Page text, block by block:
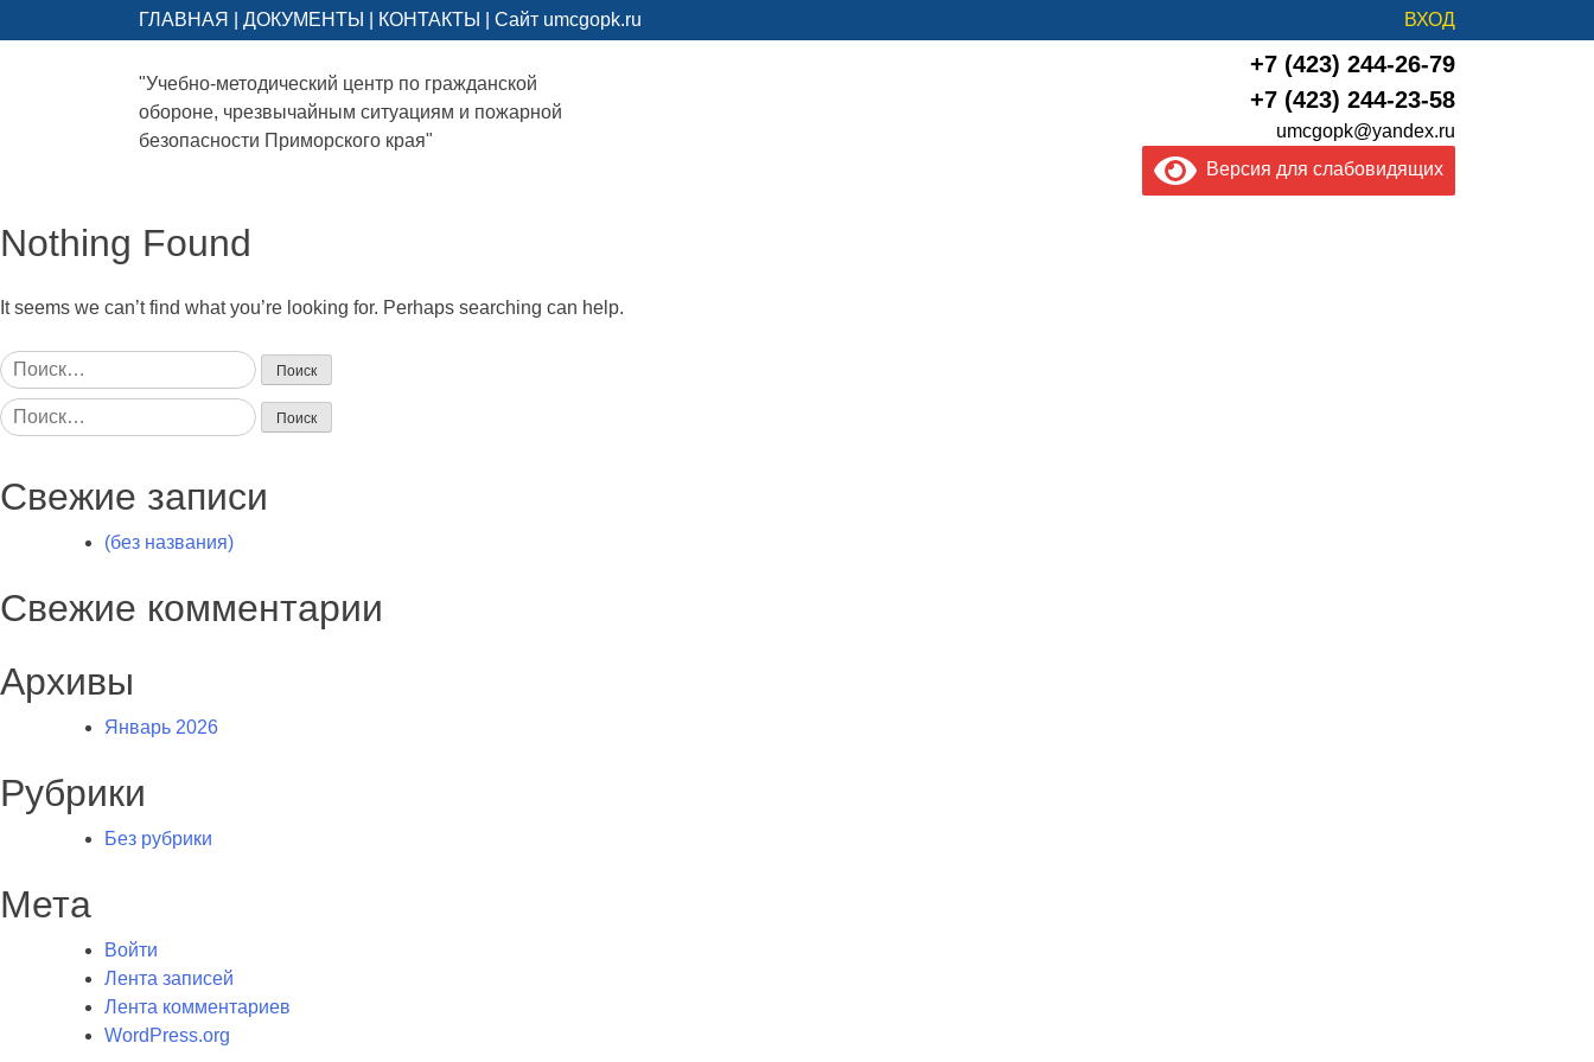
ГЛАВНАЯ ДОКУМЕНТЫ КОНТАКТЫ Сайт umcgopk.ru ВХОД
"Учебно-методический центр по гражданской
обороне, чрезвычайным ситуациям и пожарной
безопасности Приморского края"
+7 (423) 244-26-79
+7 (423) 244-23-58
umcgopk@yandex.ru
Версия для слабовидящих
Nothing Found
It seems we can’t find what you’re looking for. Perhaps searching can help.
Найти:
Найти:
Свежие записи
(без названия)
Свежие комментарии
Архивы
Январь 2026
Рубрики
Без рубрики
Мета
Войти
Лента записей
Лента комментариев
WordPress.org